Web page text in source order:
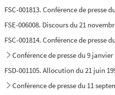
FSC-001813. Conférence de presse
FSE-006008. Discours du 21
FSC-001814. Conférence de presse
Conférence de presse du 9 janvier
FSD-001105. Allocution du 21 juin
Conférence de presse du 11